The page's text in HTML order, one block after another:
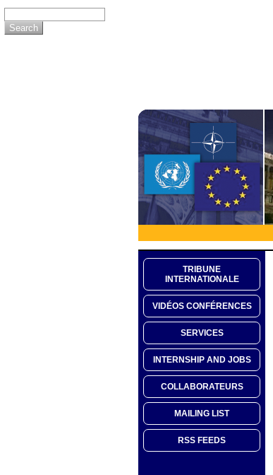
TRIBUNE
INTERNATIONALE
VIDÉOS CONFÉRENCES
SERVICES
INTERNSHIP AND JOBS
COLLABORATEURS
MAILING LIST
RSS FEEDS